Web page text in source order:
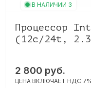
В НАЛИЧИИ 3
Процессор
(12c/24t,
2 800 руб.
ЦЕНА ВКЛЮЧАЕТ НДС 7%